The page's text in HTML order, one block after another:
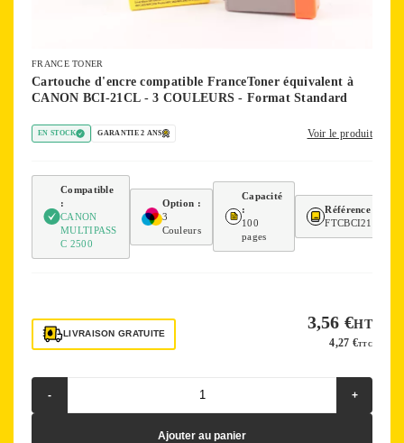
FRANCE TONER
Cartouche d'encre compatible FranceToner équivalent à
CANON BCI-21CL - 3 COULEURS - Format Standard
EN STOCK GARANTIE 2 ANS Voir le produit
Compatible
:
CANON
MULTIPASS
C 2500
Option :
3
Couleurs
Capacité
:
100
pages
Référence :
FTCBCI21CL
LIVRAISON GRATUITE
3,56 €HT
4,27 €TTC
- +
Ajouter au panier